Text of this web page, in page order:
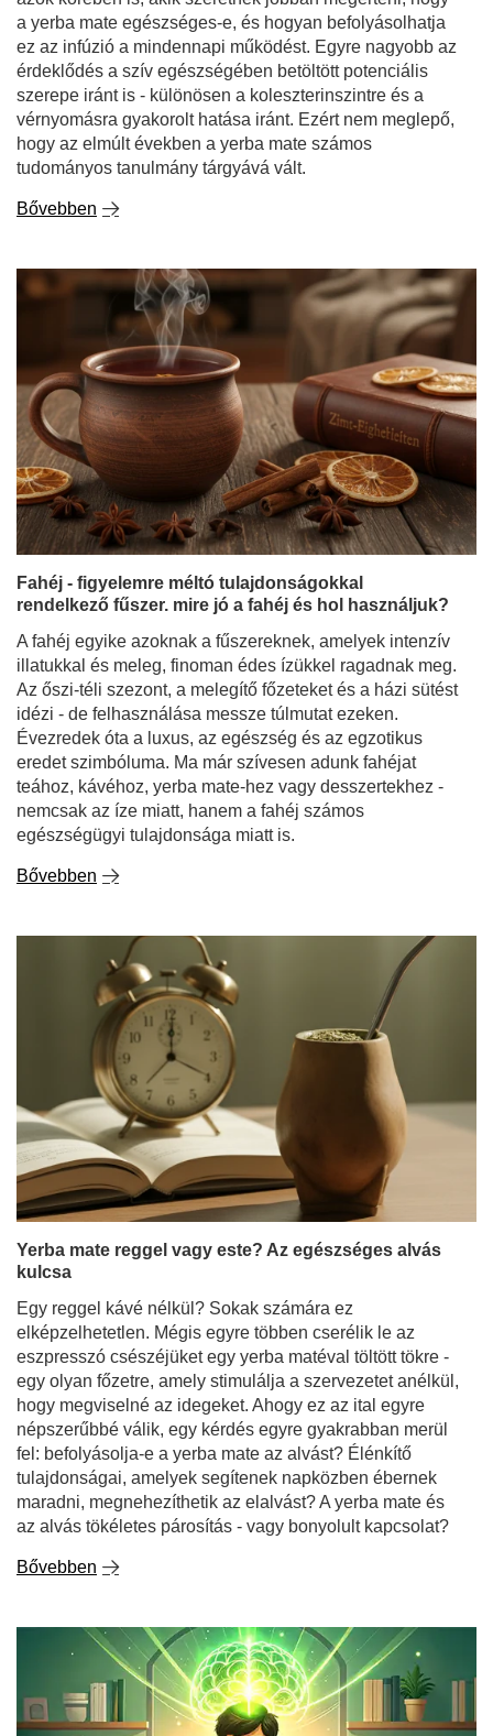
Bővebben
Fahéj - figyelemre méltó tulajdonságokkal
rendelkező fűszer. mire jó a fahéj és hol használjuk?
A fahéj egyike azoknak a fűszereknek, amelyek intenzív
illatukkal és meleg, finoman édes ízükkel ragadnak meg.
Az őszi-téli szezont, a melegítő főzeteket és a házi sütést
idézi - de felhasználása messze túlmutat ezeken.
eredet szimbóluma. Ma már szívesen adunk fahéjat
teához, kávéhoz, yerba mate-hez vagy desszertekhez -
nemcsak az íze miatt, hanem a fahéj számos
egészségügyi tulajdonsága miatt is.
Bővebben
Yerba mate reggel vagy este? Az egészséges alvás
kulcsa
Egy reggel kávé nélkül? Sokak számára ez
elképzelhetetlen. Mégis egyre többen cserélik le az
eszpresszó csészéjüket egy yerba matéval töltött tökre -
egy olyan főzetre, amely stimulálja a szervezetet anélkül,
népszerűbbé válik, egy kérdés egyre gyakrabban merül
fel: befolyásolja-e a yerba mate az alvást? Élénkítő
tulajdonságai, amelyek segítenek napközben ébernek
maradni, megnehezíthetik az elalvást? A yerba mate és
az alvás tökéletes párosítás - vagy bonyolult kapcsolat?
Bővebben